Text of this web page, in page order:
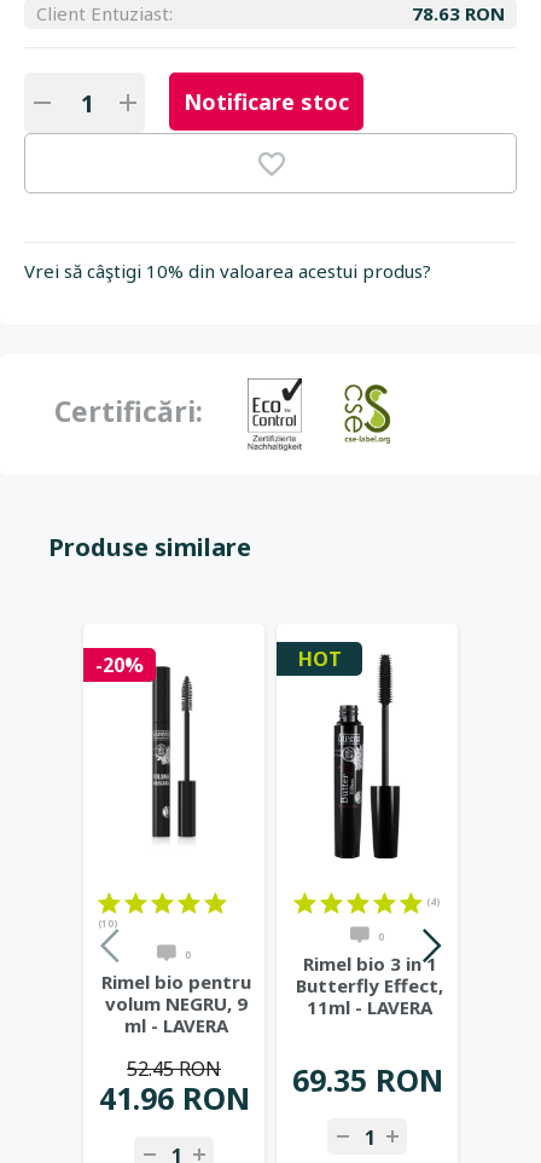
Client Entuziast:
78.63 RON
Notificare stoc
Vrei să câştigi 10% din valoarea acestui produs?
Certificări:
Produse similare
-20%
(10)
0
Rimel bio pentru
volum NEGRU, 9
ml - LAVERA
41.96 RON
52.45 RON
HOT
(4)
0
Rimel bio 3 in 1
Butterfly Effect,
11ml - LAVERA
69.35 RON